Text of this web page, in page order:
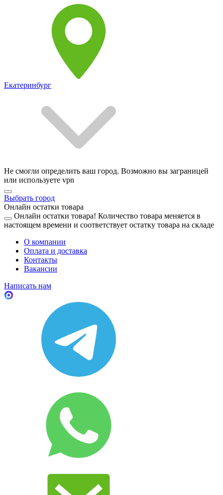
Екатеринбург
Не смогли определить ваш город. Возможно вы заграницей
или используете vpn
Выбрать город
Онлайн остатки товара
Онлайн остатки товара! Количество товара меняется в
настоящем времени и соответствует остатку товара на складе
О компании
Оплата и доставка
Контакты
Вакансии
Написать нам